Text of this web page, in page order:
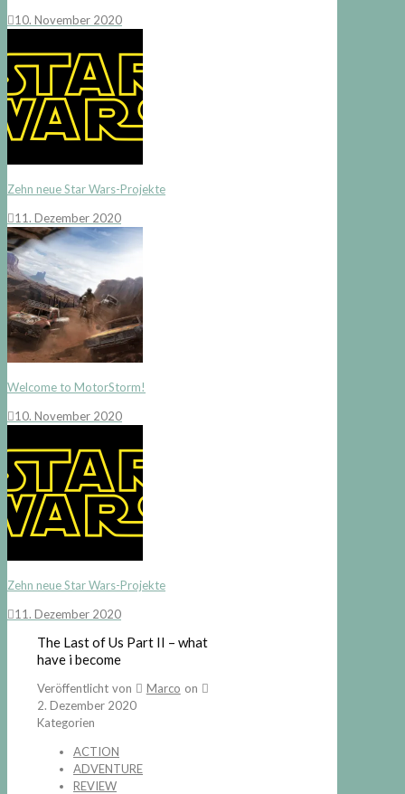
10. November 2020
Zehn neue Star Wars-Projekte
11. Dezember 2020
Welcome to MotorStorm!
10. November 2020
Zehn neue Star Wars-Projekte
11. Dezember 2020
The Last of Us Part II – what
have i become
Veröffentlicht von Marco on
2. Dezember 2020
Kategorien
ACTION
ADVENTURE
REVIEW